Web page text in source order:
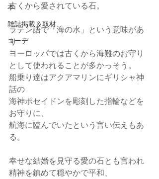
本
雑誌掲載＆取材
コーデ
古くから愛されている石。
ラテン語で「海の水」という意味があ
り
ヨーロッパでは古くから海難のお守り
として使われることが多かっそう。
船乗り達はアクアマリンにギリシャ神
話の
海神ポセイドンを彫刻した指輪などを
お守りに、
航海に臨んでいたという言い伝えもあ
る。
幸せな結婚を見守る愛の石とも言われ
精神を鎮めて穏やかで平和、